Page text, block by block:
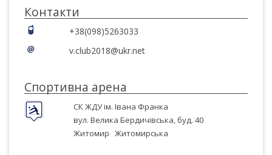
Контакти
+38(098)5263033
v.club2018@ukr.net
Спортивна арена
СК ЖДУ ім. Івана Франка
вул. Велика Бердичівська, буд. 40
Житомир Житомирська